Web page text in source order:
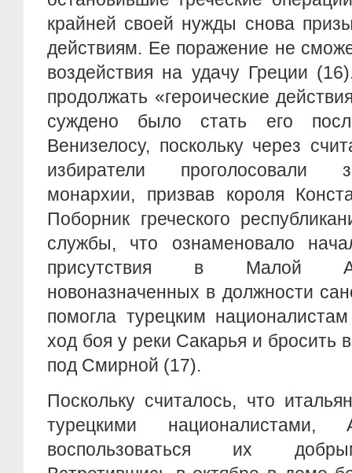
крайней своей нужды снова
действиям. Ее поражение не
воздействия на удачу Греции
продолжать «героические
суждено было стать его
Венизелосу, поскольку через
избиратели проголосовали
монархии, призвав короля
Поборник греческого
службы, что ознаменовало
присутствия в Малой
новоназначенных в должности
помогла турецким
ход боя у реки Сакарья и бросить
под Смирной (17).
Поскольку считалось, что
турецкими националистами,
воспользоваться их